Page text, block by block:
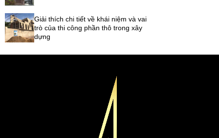
Giải thích chi tiết về khái niệm và vai
trò của thi công phần thô trong xây
dựng